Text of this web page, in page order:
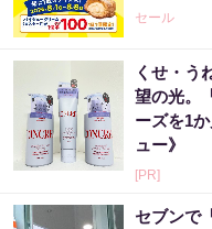
セール
くせ・う
望の光。
ーズを1
ュー》
[PR]
セブンで